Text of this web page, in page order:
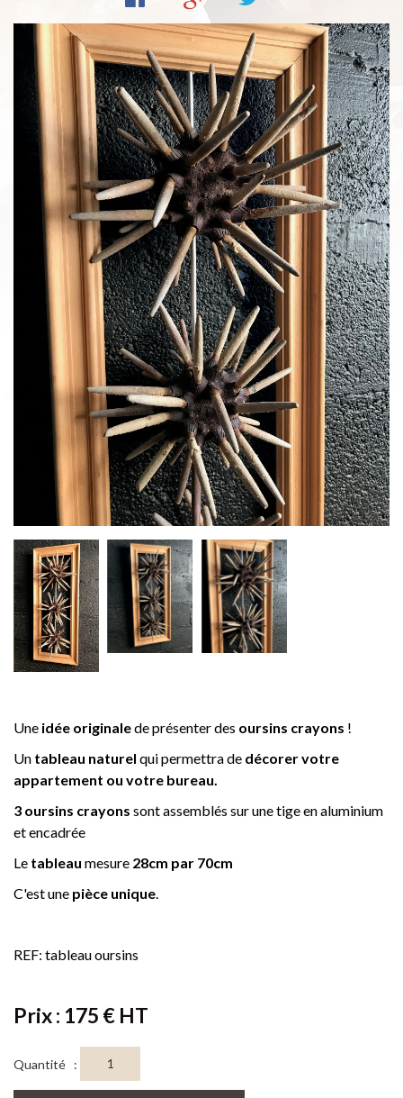
Une idée originalede présenter des oursins crayons !
Un tableau naturel qui permettra de décorer votre
appartement ou votre bureau.
3 oursins crayons sont assemblés sur une tige en aluminium
et encadrée
Le tableau mesure 28cm par 70cm
C'est une pièce unique.
REF: tableau oursins
Prix : 175 € HT
Quantité :